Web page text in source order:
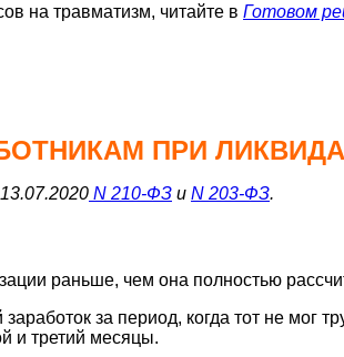
на травматизм, читайте в Готовом
ПРИ
N 210-ФЗ и N 203-ФЗ.
раньше, чем она полностью
за период, когда тот не мог
и третий месяцы.